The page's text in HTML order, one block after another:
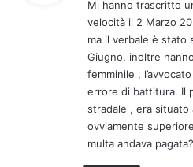
e
t
t
o
:
Mi hanno trascritto
velocità il 2 Marzo
ma il verbale è stato
Giugno, inoltre
femminile ,
errore di battitura. Il
stradale , era situato
ovviamente
multa andava pagata?